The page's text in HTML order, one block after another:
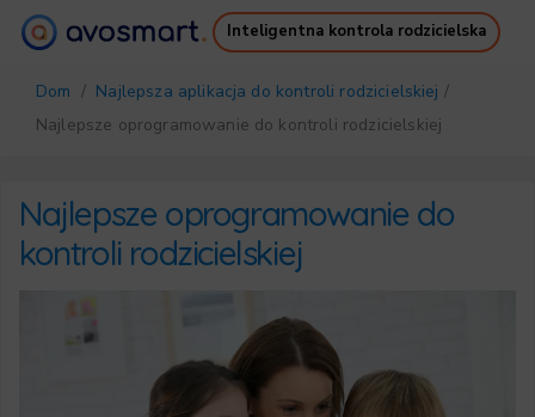
Inteligentna kontrola rodzicielska
Jak to działa
Cennik
Pobierz
Wsparcie
Zaloguj się
Dom / Najlepsza aplikacja do kontroli rodzicielskiej /
Najlepsze oprogramowanie do kontroli rodzicielskiej
Najlepsze oprogramowanie do
kontroli rodzicielskiej